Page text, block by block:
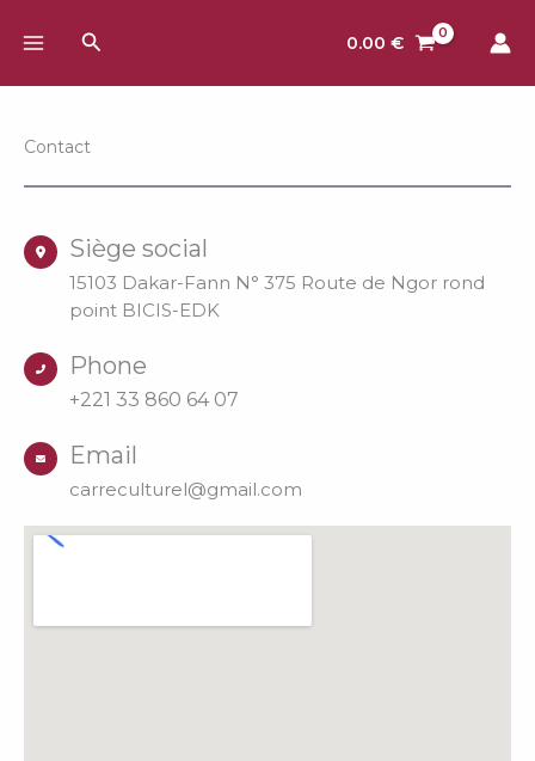
Rechercher 0.00€
Contact
Siège social
15103 Dakar-Fann N° 375 Route de Ngor rond
point BICIS-EDK
Phone
+221 33 860 64 07
Email
carreculturel@gmail.com